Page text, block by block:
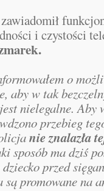
i czystości
o
aby w tak
nielegalne. Aby
przebieg
nie znalazła
sposób ma dziś
przed
promowane na